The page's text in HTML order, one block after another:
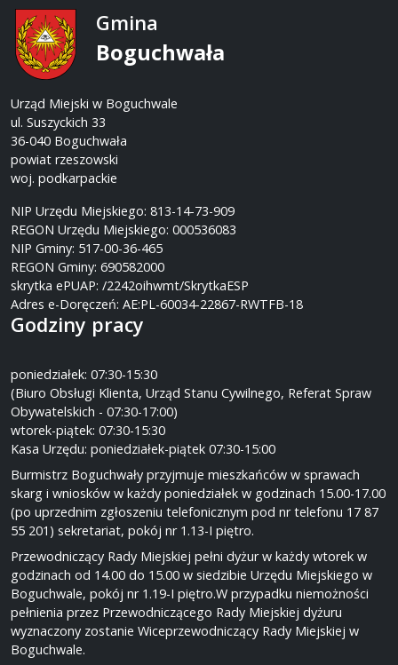
Gmina
Boguchwała
Urząd Miejski w Boguchwale
ul. Suszyckich 33
36-040 Boguchwała
powiat rzeszowski
woj. podkarpackie
NIP Urzędu Miejskiego: 813-14-73-909
REGON Urzędu Miejskiego: 000536083
NIP Gminy: 517-00-36-465
REGON Gminy: 690582000
skrytka ePUAP: /2242oihwmt/SkrytkaESP
Adres e-Doręczeń: AE:PL-60034-22867-RWTFB-18
Godziny pracy
poniedziałek: 07:30-15:30
(Biuro Obsługi Klienta, Urząd Stanu Cywilnego, Referat Spraw
Obywatelskich - 07:30-17:00)
wtorek-piątek: 07:30-15:30
Kasa Urzędu: poniedziałek-piątek 07:30-15:00
Burmistrz Boguchwały przyjmuje mieszkańców w sprawach
skarg i wniosków w każdy poniedziałek w godzinach 15.00-17.00
(po uprzednim zgłoszeniu telefonicznym pod nr telefonu 17 87
55 201) sekretariat, pokój nr 1.13-I piętro.
Przewodniczący Rady Miejskiej pełni dyżur w każdy wtorek w
godzinach od 14.00 do 15.00 w siedzibie Urzędu Miejskiego w
Boguchwale, pokój nr 1.19-I piętro.W przypadku niemożności
pełnienia przez Przewodniczącego Rady Miejskiej dyżuru
wyznaczony zostanie Wiceprzewodniczący Rady Miejskiej w
Boguchwale.